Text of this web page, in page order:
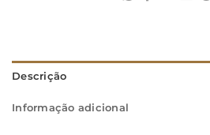
Descrição
Informação adicional